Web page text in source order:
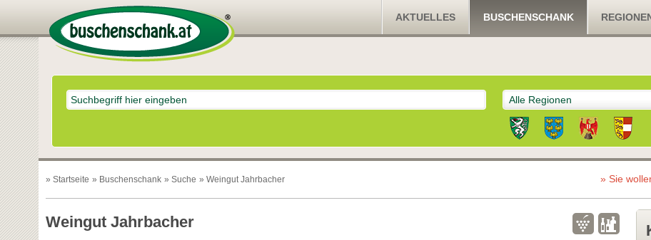
AKTUELLES BUSCHENSCHANK
Alle Regionen
» Startseite » Buschenschank » Suche » Weingut Jahrbacher
Weingut Jahrbacher
» Sie